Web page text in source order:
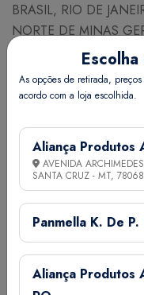
BRASIL, RIO DE
NORTE DE MINAS
JANEIRO FEVEREIRO
AGOSTO
DEZEMBRO
Espaçamento (cm)
Nº de plantas / ha
Nº aproximado de
Necessidade (Kg/ha)
Quant. de adubo
Quant. esterco (g) por
Germinação (dias) 7 a
As opções de retirada,
acordo com a loja escolhida.
Aliança Produtos
AVENIDA
SANTA CRUZ - MT,
Panmella K. De
Aliança Produtos